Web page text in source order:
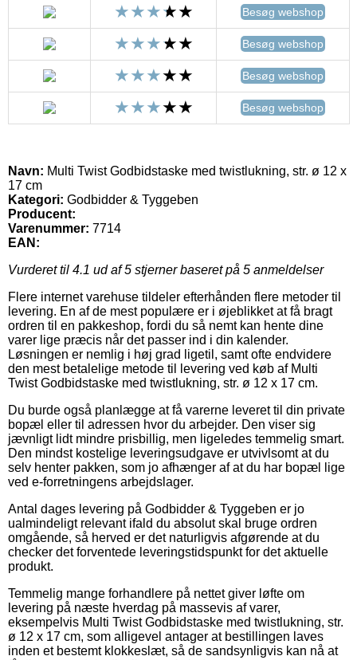
Besøg webshop
Besøg webshop
Besøg webshop
Besøg webshop
Navn: Multi Twist Godbidstaske med twistlukning, str. ø 12 x
17 cm
Kategori: Godbidder & Tyggeben
Producent:
Varenummer: 7714
EAN:
Vurderet til 4.1 ud af 5 stjerner baseret på 5 anmeldelser
Flere internet varehuse tildeler efterhånden flere metoder til
levering. En af de mest populære er i øjeblikket at få bragt
ordren til en pakkeshop, fordi du så nemt kan hente dine
varer lige præcis når det passer ind i din kalender.
Løsningen er nemlig i høj grad ligetil, samt ofte endvidere
den mest betalelige metode til levering ved køb af Multi
Twist Godbidstaske med twistlukning, str. ø 12 x 17 cm.
Du burde også planlægge at få varerne leveret til din private
bopæl eller til adressen hvor du arbejder. Den viser sig
jævnligt lidt mindre prisbillig, men ligeledes temmelig smart.
Den mindst kostelige leveringsudgave er utvivlsomt at du
selv henter pakken, som jo afhænger af at du har bopæl lige
ved e-forretningens arbejdslager.
Antal dages levering på Godbidder & Tyggeben er jo
ualmindeligt relevant ifald du absolut skal bruge ordren
omgående, så herved er det naturligvis afgørende at du
checker det forventede leveringstidspunkt for det aktuelle
produkt.
Temmelig mange forhandlere på nettet giver løfte om
levering på næste hverdag på massevis af varer,
eksempelvis Multi Twist Godbidstaske med twistlukning, str.
ø 12 x 17 cm, som alligevel antager at bestillingen laves
inden et bestemt klokkeslæt, så de sandsynligvis kan nå at